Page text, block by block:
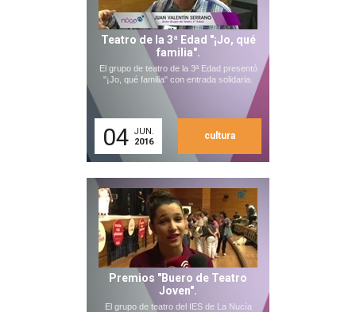
Teatro de la 3ª Edad "¡Jo, qué
familia".
El grupo de teatro de la 3ª Edad presentó
"¡Jo, qué familia" con entrada solidaria.
04 JUN.
2016
cultura
Premios "Buero de Teatro
Joven".
El grupo de teatro del IES de La Nucía